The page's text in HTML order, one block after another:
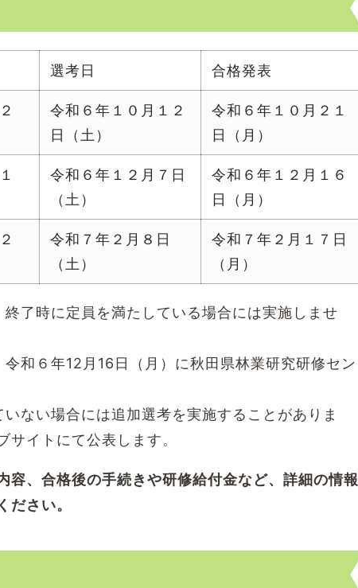
選考日 合格発表
令和６年１０月１２
日（土）
令和６年１０月２１
日（月）
令和６年１２月７日
（土）
令和６年１２月１６
日（月）
令和７年２月８日
（土）
令和７年２月１７日
（月）
了時に定員を満たしている場合には実施しませ
和６年12月16日（月）に秋田県林業研究研修セン
ない場合には追加選考を実施することがありま
イトにて公表します。
容、合格後の手続きや研修給付金など、詳細の情報
ださい。